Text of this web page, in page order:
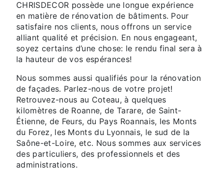
CHRISDECOR possède une longue expérience
en matière de rénovation de bâtiments. Pour
satisfaire nos clients, nous offrons un service
alliant qualité et précision. En nous engageant,
soyez certains d’une chose: le rendu final sera à
la hauteur de vos espérances!
Nous sommes aussi qualifiés pour la rénovation
de façades. Parlez-nous de votre projet!
Retrouvez-nous au Coteau, à quelques
kilomètres de Roanne, de Tarare, de Saint-
Étienne, de Feurs, du Pays Roannais, les Monts
du Forez, les Monts du Lyonnais, le sud de la
Saône-et-Loire, etc. Nous sommes aux services
des particuliers, des professionnels et des
administrations.